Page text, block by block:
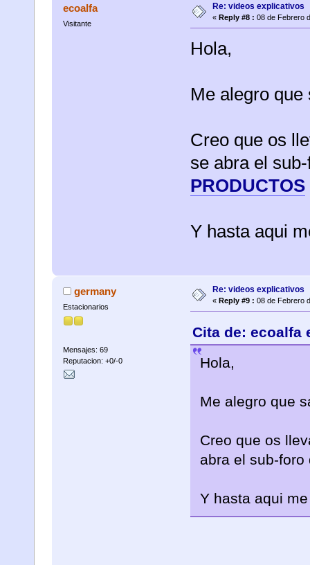
ecoalfa
Visitante
Re: videos explicativos
« Reply #8 : 08 de Febrero
Hola,
Me alegro que
Creo que os
se abra el
PRODUCTOS
Y hasta aqui
germany
Estacionarios
Mensajes: 69
Reputacion: +0/-0
Re: videos explicativos
« Reply #9 : 08 de Febrero
Cita de: ecoalfa
Hola,
Me alegro que
Creo que os
abra el sub-
Y hasta aqui